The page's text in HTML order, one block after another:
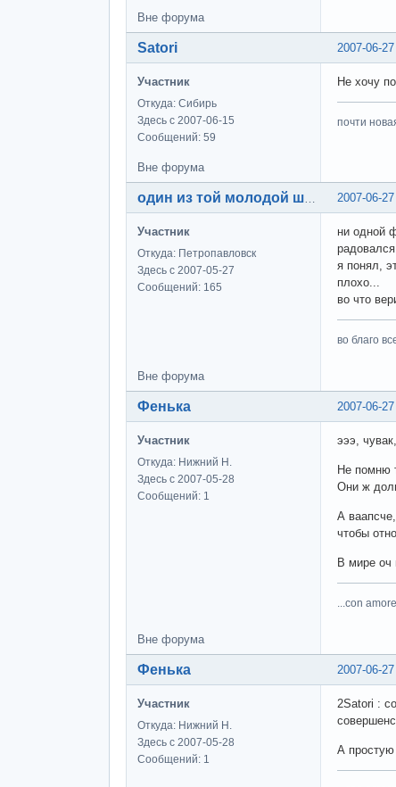
Вне форума
2007-06-
Satori
Участник
Откуда: Сибирь
Здесь с 2007-06-15
Сообщений: 59
Не хочу
почти
Вне форума
2007-06-
Участник
Откуда: Петропавловск
Здесь с 2007-05-27
Сообщений: 165
ни одной
я понял,
плохо...
во что
во благо
Вне форума
2007-06-
Фенька
Участник
Откуда: Нижний Н.
Здесь с 2007-05-28
Сообщений: 1
эээ,
Не помню
Они ж
А
чтобы
В мире оч
...con
Вне форума
2007-06-
Фенька
Участник
Откуда: Нижний Н.
Здесь с 2007-05-28
Сообщений: 1
2Satori :
А простую